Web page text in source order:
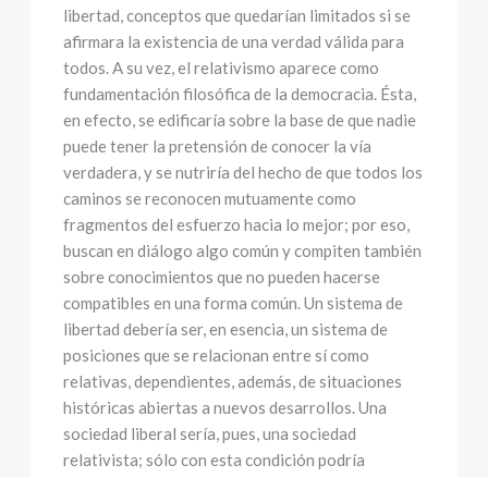
libertad, conceptos que quedarían limitados si se
afirmara la existencia de una verdad válida para
todos. A su vez, el relativismo aparece como
fundamentación filosófica de la democracia. Ésta,
en efecto, se edificaría sobre la base de que nadie
puede tener la pretensión de conocer la vía
verdadera, y se nutriría del hecho de que todos los
caminos se reconocen mutuamente como
fragmentos del esfuerzo hacia lo mejor; por eso,
buscan en diálogo algo común y compiten también
sobre conocimientos que no pueden hacerse
compatibles en una forma común. Un sistema de
libertad debería ser, en esencia, un sistema de
posiciones que se relacionan entre sí como
relativas, dependientes, además, de situaciones
históricas abiertas a nuevos desarrollos. Una
sociedad liberal sería, pues, una sociedad
relativista; sólo con esta condición podría